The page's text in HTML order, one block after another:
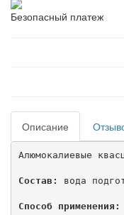
Безопасный платеж
Описание
Алюмокалиевые
Состав: вода
Способ применения: